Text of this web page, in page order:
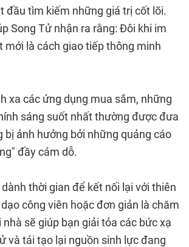
đầu tìm kiếm những giá trị cốt lõi.
Song Tử nhận ra rằng: Đôi khi im
mới là cách giao tiếp thông minh
xa các ứng dụng mua sắm, những
sáng suốt nhất thường được đưa
bị ảnh hưởng bởi những quảng cáo
đầy cám dỗ.
dành thời gian để kết nối lại với thiên
công viên hoặc đơn giản là chăm
sẽ giúp bạn giải tỏa các bức xạ
và tái tạo lại nguồn sinh lực đang